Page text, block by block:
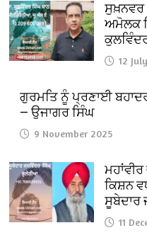
ਸੁਖ਼ਨਵਰ
ਅਮੋਲਕ
12
ਗੁਰਮਤਿ ਨੂੰ ਪ੍ਰਣਾਈ
— ਉਜਾਗਰ ਸਿੰਘ
9 November 2025
ਕਿਸ਼ਨ
ਸੂਬੇਦਾਰ
11